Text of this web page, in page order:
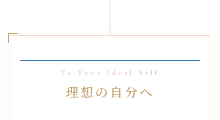
To Your Ideal Self
理想の自分へ